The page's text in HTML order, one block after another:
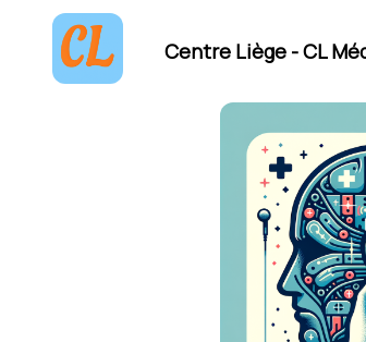
Centre Liège - CL